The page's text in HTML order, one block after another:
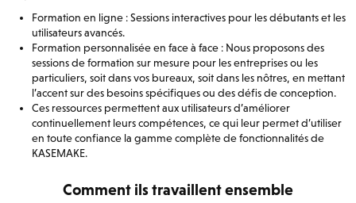
Formation en ligne : Sessions interactives pour les débutants et les
utilisateurs avancés.
Formation personnalisée en face à face : Nous proposons des
sessions de formation sur mesure pour les entreprises ou les
particuliers, soit dans vos bureaux, soit dans les nôtres, en mettant
l’accent sur des besoins spécifiques ou des défis de conception.
Ces ressources permettent aux utilisateurs d’améliorer
continuellement leurs compétences, ce qui leur permet d’utiliser
en toute confiance la gamme complète de fonctionnalités de
KASEMAKE.
Comment ils travaillent ensemble